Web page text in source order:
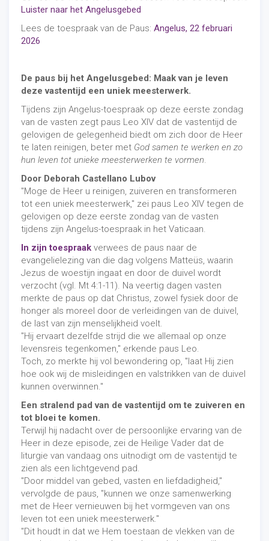
Luister naar het Angelusgebed
Lees de toespraak van de Paus: Angelus, 22 februari
2026
De paus bij het Angelusgebed: Maak van je leven
deze vastentijd een uniek meesterwerk.
Tijdens zijn Angelus-toespraak op deze eerste zondag
van de vasten zegt paus Leo XIV dat de vastentijd de
gelovigen de gelegenheid biedt om zich door de Heer
te laten reinigen, beter met God samen te werken en zo
hun leven tot unieke meesterwerken te vormen.
Door Deborah Castellano Lubov
"Moge de Heer u reinigen, zuiveren en transformeren
tot een uniek meesterwerk," zei paus Leo XIV tegen de
gelovigen op deze eerste zondag van de vasten
tijdens zijn Angelus-toespraak in het Vaticaan.
In zijn toespraak verwees de paus naar de
evangelielezing van die dag volgens Matteüs, waarin
Jezus de woestijn ingaat en door de duivel wordt
verzocht (vgl. Mt 4:1-11). Na veertig dagen vasten
merkte de paus op dat Christus, zowel fysiek door de
honger als moreel door de verleidingen van de duivel,
de last van zijn menselijkheid voelt.
"Hij ervaart dezelfde strijd die we allemaal op onze
levensreis tegenkomen," erkende paus Leo.
Toch, zo merkte hij vol bewondering op, "laat Hij zien
hoe ook wij de misleidingen en valstrikken van de duivel
kunnen overwinnen."
Een stralend pad van de vastentijd om te zuiveren en
tot bloei te komen.
Terwijl hij nadacht over de persoonlijke ervaring van de
Heer in deze episode, zei de Heilige Vader dat de
liturgie van vandaag ons uitnodigt om de vastentijd te
zien als een lichtgevend pad.
"Door middel van gebed, vasten en liefdadigheid,"
vervolgde de paus, "kunnen we onze samenwerking
met de Heer vernieuwen bij het vormgeven van ons
leven tot een uniek meesterwerk."
"Dit houdt in dat we Hem toestaan ​​de vlekken van de